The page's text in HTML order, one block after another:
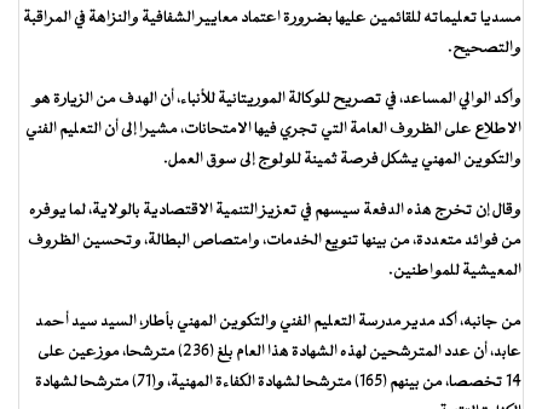
مسديا تعليماته للقائمين عليها بضرورة اعتماد معايير الشفافية والنزاهة في المراقبة
والتصحيح.
وأكد الوالي المساعد، في تصريح للوكالة الموريتانية للأنباء، أن الهدف من الزيارة هو
الاطلاع على الظروف العامة التي تجري فيها الامتحانات، مشيرا إلى أن التعليم الفني
والتكوين المهني يشكل فرصة ثمينة للولوج إلى سوق العمل.
وقال إن تخرج هذه الدفعة سيسهم في تعزيز التنمية الاقتصادية بالولاية، لما يوفره
من فوائد متعددة، من بينها تنويع الخدمات، وامتصاص البطالة، وتحسين الظروف
المعيشية للمواطنين.
من جانبه، أكد مدير مدرسة التعليم الفني والتكوين المهني بأطار، السيد سيد أحمد
عابد، أن عدد المترشحين لهذه الشهادة هذا العام بلغ (236) مترشحا، موزعين على
14 تخصصا، من بينهم (165) مترشحا لشهادة الكفاءة المهنية، و(71) مترشحا لشهادة